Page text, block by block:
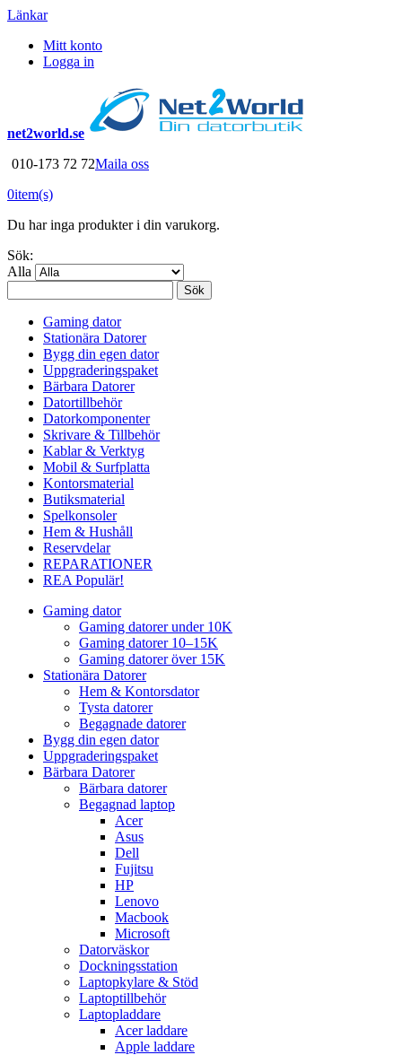
Länkar
Mitt konto
Logga in
net2world.se
010-173 72 72Maila oss
0item(s)
Du har inga produkter i din varukorg.
Sök:
Alla
Sök
Gaming dator
Stationära Datorer
Bygg din egen dator
Uppgraderingspaket
Bärbara Datorer
Datortillbehör
Datorkomponenter
Skrivare & Tillbehör
Kablar & Verktyg
Mobil & Surfplatta
Kontorsmaterial
Butiksmaterial
Spelkonsoler
Hem & Hushåll
Reservdelar
REPARATIONER
REA Populär!
Gaming dator
Gaming datorer under 10K
Gaming datorer 10–15K
Gaming datorer över 15K
Stationära Datorer
Hem & Kontorsdator
Tysta datorer
Begagnade datorer
Bygg din egen dator
Uppgraderingspaket
Bärbara Datorer
Bärbara datorer
Begagnad laptop
Acer
Asus
Dell
Fujitsu
HP
Lenovo
Macbook
Microsoft
Datorväskor
Dockningsstation
Laptopkylare & Stöd
Laptoptillbehör
Laptopladdare
Acer laddare
Apple laddare